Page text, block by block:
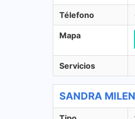
Télefono
Mapa
Servicios
SANDRA